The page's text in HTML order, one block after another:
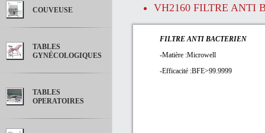
COUVEUSE
TABLES
GYNÉCOLOGIQUES
TABLES
OPERATOIRES
VH2160 FILTRE ANTI
FILTRE ANTI BACTERIEN
-Matière :Microwell
-Efficacité :BFE>99.9999